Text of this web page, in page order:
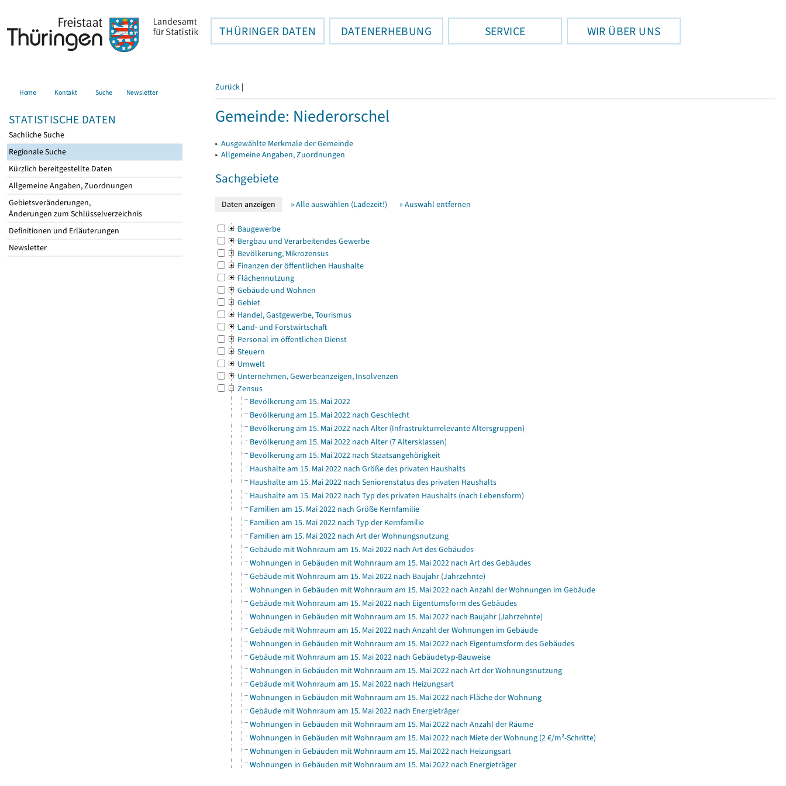
THÜRINGER DATEN DATENERHEBUNG SERVICE WIR ÜBER UNS
Home Kontakt Suche Newsletter
STATISTISCHE DATEN
Sachliche Suche
Regionale Suche
Kürzlich bereitgestellte Daten
Allgemeine Angaben, Zuordnungen
Gebietsveränderungen,
Änderungen zum Schlüsselverzeichnis
Definitionen und Erläuterungen
Newsletter
Zurück |
Gemeinde: Niederorschel
▸ Ausgewählte Merkmale der Gemeinde
▸ Allgemeine Angaben, Zuordnungen
Sachgebiete
» Alle auswählen (Ladezeit!) » Auswahl entfernen
Baugewerbe
Bergbau und Verarbeitendes Gewerbe
Bevölkerung, Mikrozensus
Finanzen der öffentlichen Haushalte
Flächennutzung
Gebäude und Wohnen
Gebiet
Handel, Gastgewerbe, Tourismus
Land- und Forstwirtschaft
Personal im öffentlichen Dienst
Steuern
Umwelt
Unternehmen, Gewerbeanzeigen, Insolvenzen
Zensus
Bevölkerung am 15. Mai 2022
Bevölkerung am 15. Mai 2022 nach Geschlecht
Bevölkerung am 15. Mai 2022 nach Alter (Infrastrukturrelevante Altersgruppen)
Bevölkerung am 15. Mai 2022 nach Alter (7 Altersklassen)
Bevölkerung am 15. Mai 2022 nach Staatsangehörigkeit
Haushalte am 15. Mai 2022 nach Größe des privaten Haushalts
Haushalte am 15. Mai 2022 nach Seniorenstatus des privaten Haushalts
Haushalte am 15. Mai 2022 nach Typ des privaten Haushalts (nach Lebensform)
Familien am 15. Mai 2022 nach Größe Kernfamilie
Familien am 15. Mai 2022 nach Typ der Kernfamilie
Familien am 15. Mai 2022 nach Art der Wohnungsnutzung
Gebäude mit Wohnraum am 15. Mai 2022 nach Art des Gebäudes
Wohnungen in Gebäuden mit Wohnraum am 15. Mai 2022 nach Art des Gebäudes
Gebäude mit Wohnraum am 15. Mai 2022 nach Baujahr (Jahrzehnte)
Wohnungen in Gebäuden mit Wohnraum am 15. Mai 2022 nach Anzahl der Wohnungen im Gebäude
Gebäude mit Wohnraum am 15. Mai 2022 nach Eigentumsform des Gebäudes
Wohnungen in Gebäuden mit Wohnraum am 15. Mai 2022 nach Baujahr (Jahrzehnte)
Gebäude mit Wohnraum am 15. Mai 2022 nach Anzahl der Wohnungen im Gebäude
Wohnungen in Gebäuden mit Wohnraum am 15. Mai 2022 nach Eigentumsform des Gebäudes
Gebäude mit Wohnraum am 15. Mai 2022 nach Gebäudetyp-Bauweise
Wohnungen in Gebäuden mit Wohnraum am 15. Mai 2022 nach Art der Wohnungsnutzung
Gebäude mit Wohnraum am 15. Mai 2022 nach Heizungsart
Wohnungen in Gebäuden mit Wohnraum am 15. Mai 2022 nach Fläche der Wohnung
Gebäude mit Wohnraum am 15. Mai 2022 nach Energieträger
Wohnungen in Gebäuden mit Wohnraum am 15. Mai 2022 nach Anzahl der Räume
Wohnungen in Gebäuden mit Wohnraum am 15. Mai 2022 nach Miete der Wohnung (2 €/m²-Schritte)
Wohnungen in Gebäuden mit Wohnraum am 15. Mai 2022 nach Heizungsart
Wohnungen in Gebäuden mit Wohnraum am 15. Mai 2022 nach Energieträger